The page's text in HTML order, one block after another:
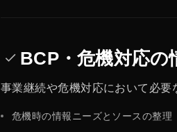
done BCP・危機対応の
事業継続や危機対応において必要
危機時の情報ニーズとソースの整理